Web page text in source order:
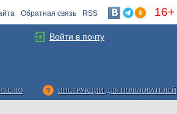
Обратная связь RSS 16+
ИНСТРУКЦИИ ДЛЯ ПОЛЬЗОВАТЕЛЕЙ
Войти в почту